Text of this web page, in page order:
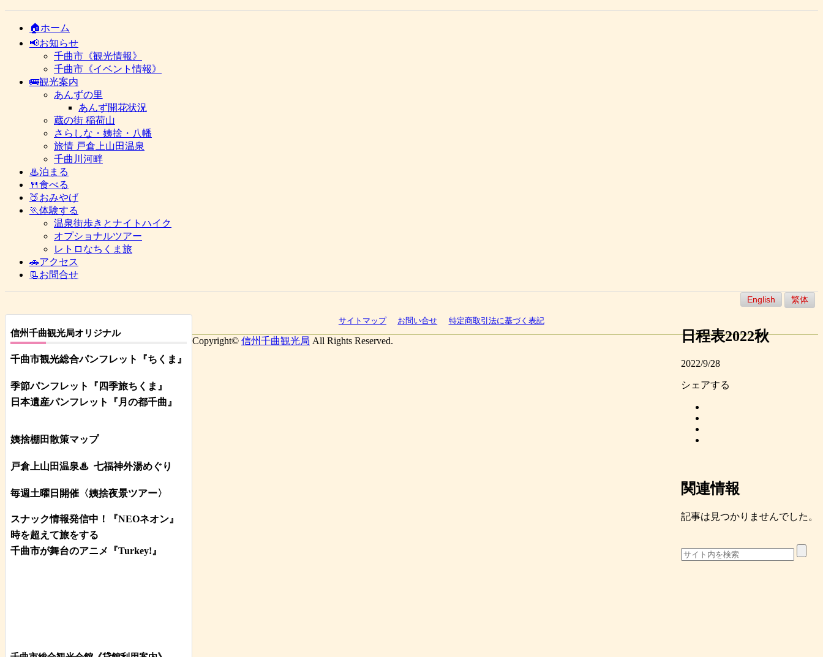
🏠ホーム
📢お知らせ
千曲市《観光情報》
千曲市《イベント情報》
🚌観光案内
あんずの里
あんず開花状況
蔵の街 稲荷山
さらしな・姨捨・八幡
旅情 戸倉上山田温泉
千曲川河畔
♨泊まる
🍴食べる
🍑おみやげ
🏃体験する
温泉街歩きとナイトハイク
オプショナルツアー
レトロなちくま旅
🚗アクセス
📃お問合せ
English 繁体
日程表2022秋
2022/9/28
シェアする
関連情報
記事は見つかりませんでした。
信州千曲観光局オリジナル
千曲市観光総合パンフレット 『ちくま』
季節パンフレット『四季旅ちくま』
日本遺産パンフレット
『月の都千曲』
姨捨棚田散策マップ
戸倉上山田温泉♨ 七福神外湯めぐり
毎週土曜日開催〈姨捨夜景ツアー〉
スナック情報発信中！『NEOネオン』
時を超えて旅をする
千曲市が舞台のアニメ『Turkey!』
サイトマップ お問い合せ 特定商取引法に基づく表記
Copyright© 信州千曲観光局 All Rights Reserved.